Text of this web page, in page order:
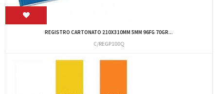
REGISTRO CARTONATO 210X310MM 5MM 96FG 70GR...
C/REGP100Q